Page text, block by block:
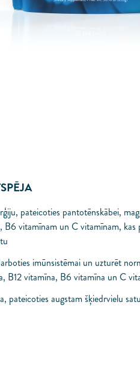
pateicoties pantotēnskābei,
B6 vitamīnam un C vitamīnam, kas
imūnsistēmai un uzturēt
B12 vitamīna, B6 vitamīna un C
pateicoties augstam šķiedrvielu